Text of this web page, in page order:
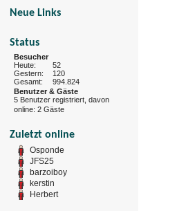
Neue Links
Status
Besucher
Heute:
52
Gestern:
120
Gesamt:
994.824
Benutzer & Gäste
5 Benutzer registriert, davon
online: 2 Gäste
Zuletzt online
Osponde
JFS25
barzoiboy
kerstin
Herbert